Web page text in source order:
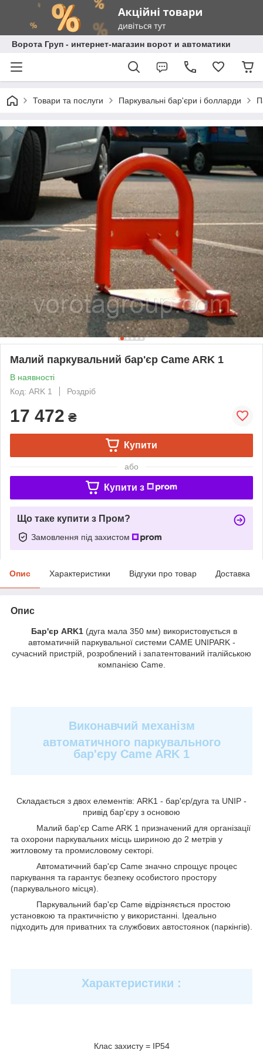
Ворота Груп - интернет-магазин ворот и автоматики
Товари та послуги Паркувальні бар'єри і болларди
Малий паркувальний бар'єр Came ARK 1
В наявності
Код: ARK 1
Роздріб
17 472 ₴
Купити
або
Купити з
Що таке купити з Пром?
Замовлення під захистом
Опис Характеристики Відгуки про товар Доставка
Опис
Бар'єр ARK1(дуга мала 350 мм) використовується в
автоматичній паркувальної системи CAME UNIPARK -
сучасний пристрій, розроблений і запатентований італійською
компанією Came.
Виконавчий механізм
автоматичного паркувального
бар'єру Came ARK 1
Складається з двох елементів: ARK1 - бар'єр/дуга та UNIP -
привід бар'єру з основою
Малий бар'єр Came ARK 1 призначений для організації
та охорони паркувальних місць шириною до 2 метрів у
житловому та промисловому секторі.
Автоматичний бар'єр Came значно спрощує процес
паркування та гарантує безпеку особистого простору
(паркувального місця).
Паркувальний бар'єр Came відрізняється простою
установкою та практичністю у використанні. Ідеально
підходить для приватних та службових автостоянок (паркінгів).
Характеристики :
Клас захисту = IP54